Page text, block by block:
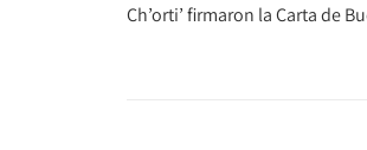
Ch’orti’ firmaron la Carta de